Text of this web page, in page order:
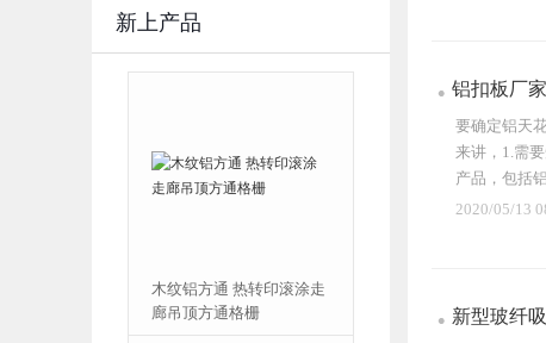
铝扣板厂
要确定铝天
来讲，1.需
产品，包括
2020/05/13
新型玻纤
新上产品
木纹铝方通 热转印滚涂走
廊吊顶方通格栅